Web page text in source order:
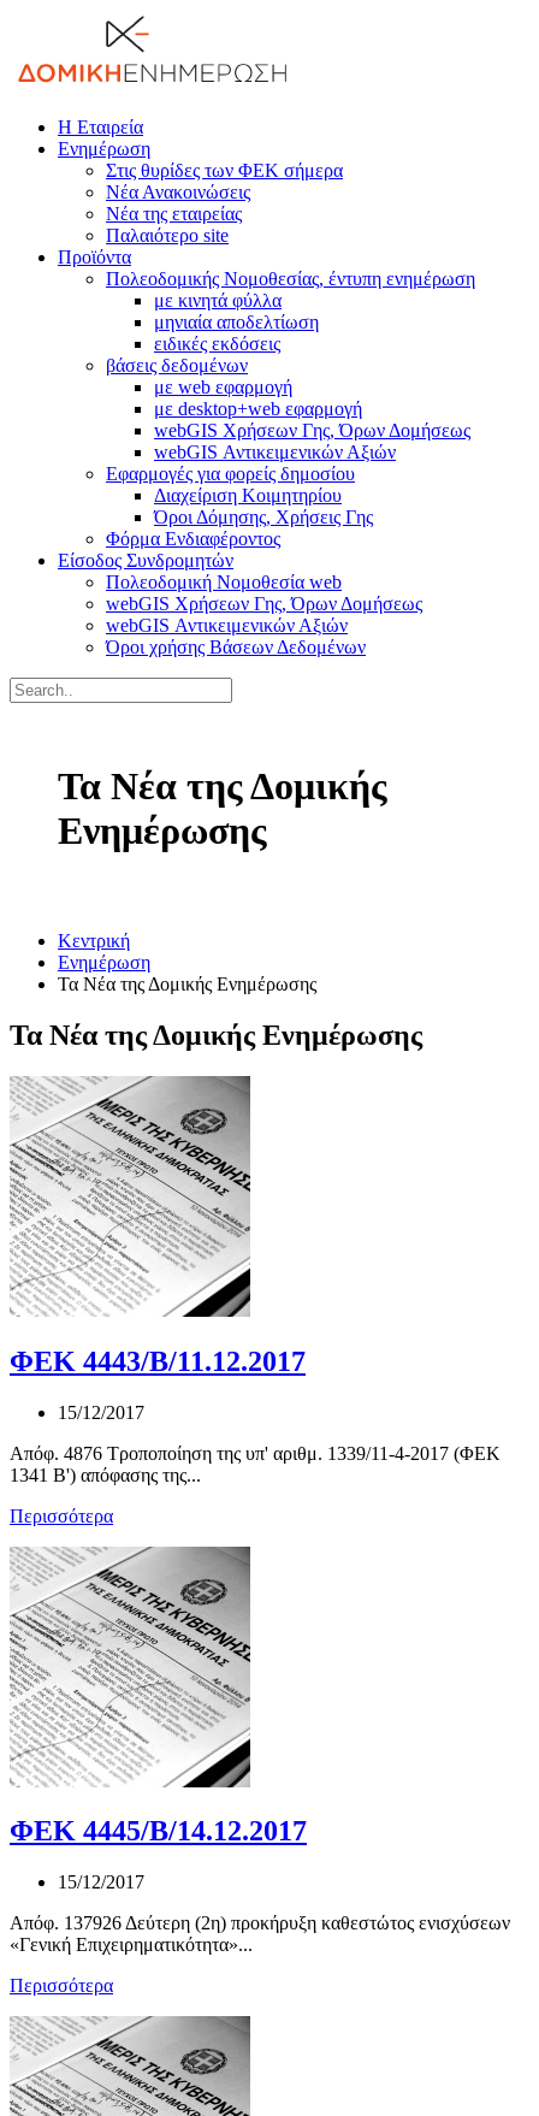
Η Εταιρεία
Ενημέρωση
Στις θυρίδες των ΦΕΚ σήμερα
Νέα Ανακοινώσεις
Νέα της εταιρείας
Παλαιότερο site
Προϊόντα
Πολεοδομικής Νομοθεσίας, έντυπη ενημέρωση
με κινητά φύλλα
μηνιαία αποδελτίωση
ειδικές εκδόσεις
βάσεις δεδομένων
με web εφαρμογή
με desktop+web εφαρμογή
webGIS Χρήσεων Γης, Όρων Δομήσεως
webGIS Αντικειμενικών Αξιών
Εφαρμογές για φορείς δημοσίου
Διαχείριση Κοιμητηρίου
Όροι Δόμησης, Χρήσεις Γης
Φόρμα Ενδιαφέροντος
Είσοδος Συνδρομητών
Πολεοδομική Νομοθεσία web
webGIS Χρήσεων Γης, Όρων Δομήσεως
webGIS Αντικειμενικών Αξιών
Όροι χρήσης Βάσεων Δεδομένων
Τα Νέα της Δομικής
Ενημέρωσης
Κεντρική
Ενημέρωση
Τα Νέα της Δομικής Ενημέρωσης
Τα Νέα της Δομικής Ενημέρωσης
ΦΕΚ 4443/Β/11.12.2017
15/12/2017
Απόφ. 4876 Τροποποίηση της υπ' αριθμ. 1339/11-4-2017 (ΦΕΚ
1341 Β') απόφασης της...
Περισσότερα
ΦΕΚ 4445/Β/14.12.2017
15/12/2017
Απόφ. 137926 Δεύτερη (2η) προκήρυξη καθεστώτος ενισχύσεων
«Γενική Επιχειρηματικότητα»...
Περισσότερα